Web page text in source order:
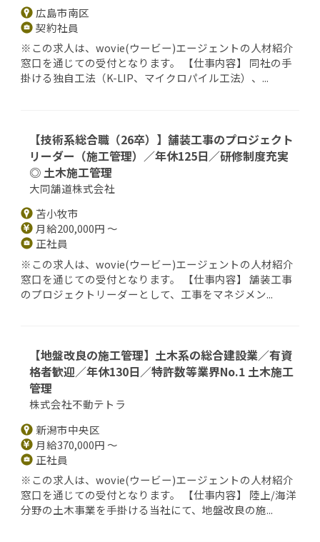
広島市南区
契約社員
※この求人は、wovie(ウービー)エージェントの人材紹介
窓口を通じての受付となります。 【仕事内容】 同社の手
掛ける独自工法（K-LIP、マイクロパイル工法）、...
【技術系総合職（26卒）】舗装工事のプロジェクト
リーダー（施工管理）／年休125日／研修制度充実
◎ 土木施工管理
大同舗道株式会社
苫小牧市
月給200,000円 ～
正社員
※この求人は、wovie(ウービー)エージェントの人材紹介
窓口を通じての受付となります。 【仕事内容】 舗装工事
のプロジェクトリーダーとして、工事をマネジメン...
【地盤改良の施工管理】土木系の総合建設業／有資
格者歓迎／年休130日／特許数等業界No.1 土木施工
管理
株式会社不動テトラ
新潟市中央区
月給370,000円 ～
正社員
※この求人は、wovie(ウービー)エージェントの人材紹介
窓口を通じての受付となります。 【仕事内容】 陸上/海洋
分野の土木事業を手掛ける当社にて、地盤改良の施...